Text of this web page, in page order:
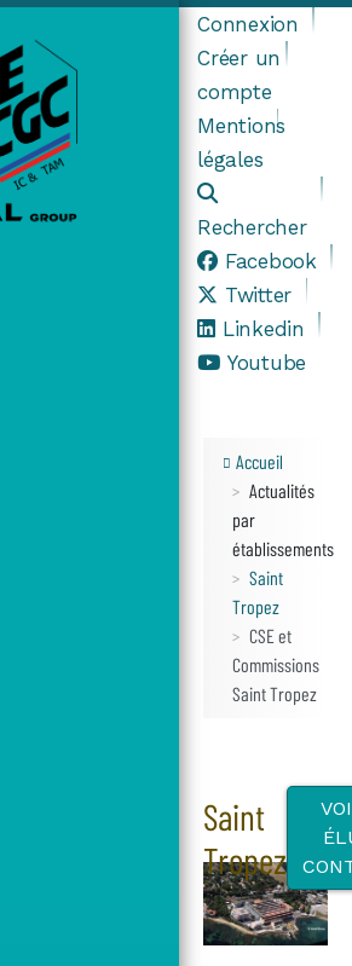
Connexion
Créer un
compte
Mentions
légales
Rechercher
Facebook
Twitter
Linkedin
Youtube
Accueil
Actualités
par
établissements
Saint
Tropez
CSE et
Commissions
Saint Tropez
Saint
Tropez